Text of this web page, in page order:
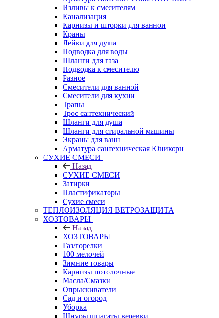
Изливы к смесителям
Канализация
Карнизы и шторки для ванной
Краны
Лейки для душа
Подводка для воды
Шланги для газа
Подводка к смесителю
Разное
Смесители для ванной
Смесители для кухни
Трапы
Трос сантехнический
Шланги для душа
Шланги для стиральной машины
Экраны для ванн
Арматура сантехническая Юникорн
СУХИЕ СМЕСИ
Назад
СУХИЕ СМЕСИ
Затирки
Пластификаторы
Сухие смеси
ТЕПЛОИЗОЛЯЦИЯ ВЕТРОЗАЩИТА
ХОЗТОВАРЫ
Назад
ХОЗТОВАРЫ
Газ/горелки
100 мелочей
Зимние товары
Карнизы потолочные
Масла/Смазки
Опрыскиватели
Сад и огород
Уборка
Шнуры шпагаты веревки